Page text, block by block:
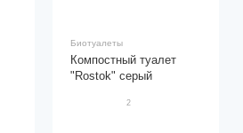
Биотуалеты
Компостный туалет
"Rostok" серый
2